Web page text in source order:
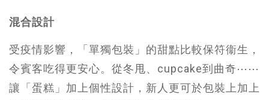
混合設計
受疫情影響，「單獨包裝」的甜點比較保符衞生，
令賓客吃得更安心。從冬甩、cupcake到曲奇⋯⋯
讓「蛋糕」加上個性設計，新人更可於包裝上加上